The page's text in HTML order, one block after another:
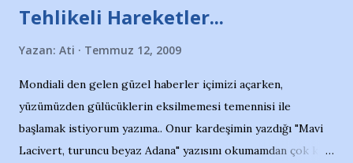
Tehlikeli Hareketler...
Yazan: Ati Temmuz 12, 2009
Mondiali den gelen güzel haberler içimizi açarken,
yüzümüzden gülücüklerin eksilmemesi temennisi ile
başlamak istiyorum yazıma.. Onur kardeşimin yazdığı "Mavi
Lacivert, turuncu beyaz Adana" yazısını okumamdan çok kısa